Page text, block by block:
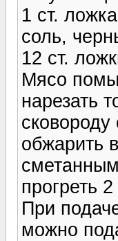
1 ст.
соль,
12 ст.
Мясо
нарезать
обжарить
прогреть
При
можно